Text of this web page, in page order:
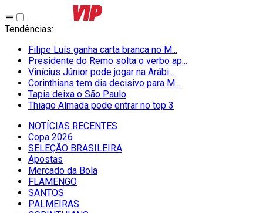
Tendências:
Filipe Luís ganha carta branca no M...
Presidente do Remo solta o verbo ap...
Vinícius Júnior pode jogar na Arábi...
Corinthians tem dia decisivo para M...
Tapia deixa o São Paulo
Thiago Almada pode entrar no top 3
NOTÍCIAS RECENTES
Copa 2026
SELEÇÃO BRASILEIRA
Apostas
Mercado da Bola
FLAMENGO
SANTOS
PALMEIRAS